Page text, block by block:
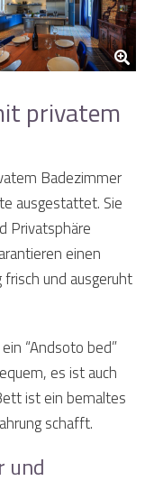
privatem
Badezimmer
ausgestattet. Sie
Privatsphäre
einen
frisch und ausgeruht
“Andsoto bed”
es ist auch
ist ein bemaltes
schafft.
und